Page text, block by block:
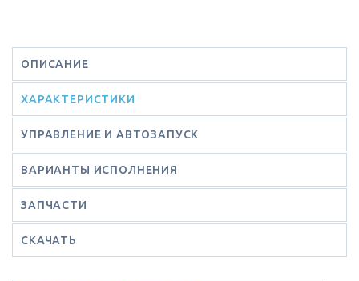
ОПИСАНИЕ
ХАРАКТЕРИСТИКИ
УПРАВЛЕНИЕ И АВТОЗАПУСК
ВАРИАНТЫ ИСПОЛНЕНИЯ
ЗАПЧАСТИ
СКАЧАТЬ